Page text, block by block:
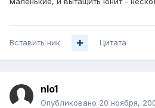
Вставить ник Цитата
nlo1
Опубликовано 20 ноября,